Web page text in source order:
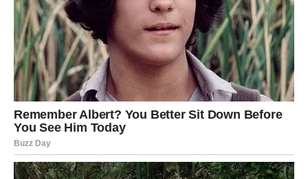
Suština promene:
prestajete da sijate za druge – sijate za
sebe.
DEVICA – KONAČNO
OLAKŠANJE
Device ulaze u fazu u kojoj se rešavaju dugotrajni
problemi. Bliska budućnost donosi rasterećenje, posebno
u svakodnevici, poslu i zdravlju. Prestajete da nosite